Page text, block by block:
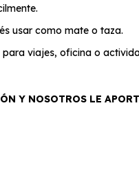
usar como mate o taza.
viajes, oficina o
Y NOSOTROS LE